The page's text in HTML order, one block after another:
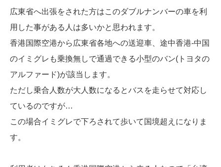
広東省へ出張をされた方はこのダブルナンバーの車を利
用した事がある人は多いかと思われます。
香港国際空港から広東省各地への送迎車、途中香港-中国
のイミグレも乗換無しで通過できる小型のバン(トヨタの
アルファード)が該当します。
ただし乗合人数が大人数になるとバスを走らせて対応し
ているのですが…
この場合イミグレで下ろされて歩いて国境超えになりま
す。